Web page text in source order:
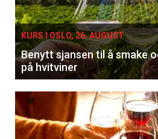
KURS I OSLO, 26. AUGUST
Benytt sjansen til å smake
på hvitviner